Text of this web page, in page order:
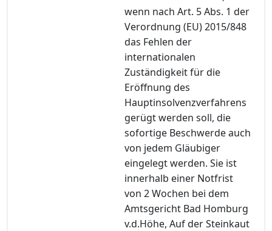
wenn nach Art. 5 Abs. 1 der
Verordnung (EU) 2015/848
das Fehlen der
internationalen
Zuständigkeit für die
Eröffnung des
Hauptinsolvenzverfahrens
gerügt werden soll, die
sofortige Beschwerde auch
von jedem Gläubiger
eingelegt werden. Sie ist
innerhalb einer Notfrist
von 2 Wochen bei dem
Amtsgericht Bad Homburg
v.d.Höhe, Auf der Steinkaut